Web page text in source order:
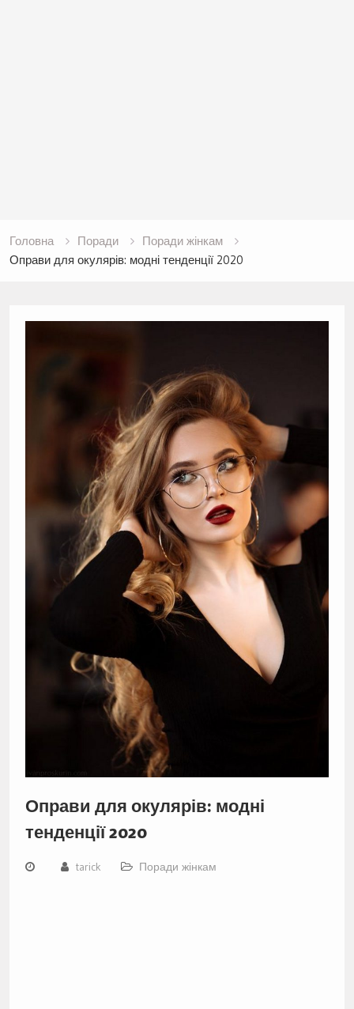
Головна Поради
Поради жінкам
Оправи для окулярів: модні тенденції 2020
Оправи для окулярів: модні
тенденції 2020
tarick Поради жінкам